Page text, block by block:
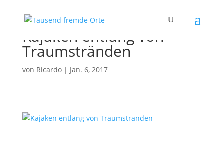
Kajaken entlang von
Traumstränden
von Ricardo| Jan. 6, 2017